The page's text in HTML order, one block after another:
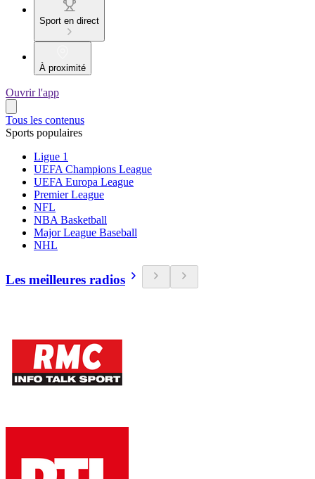
Sport en direct
À proximité
Ouvrir l'app
Tous les contenus
Sports populaires
Ligue 1
UEFA Champions League
UEFA Europa League
Premier League
NFL
NBA Basketball
Major League Baseball
NHL
Les meilleures radios